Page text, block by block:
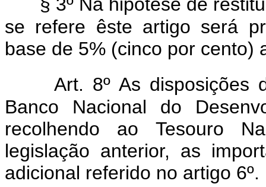
se refere êste artigo será
base de 5% (cinco por cento)
Art. 8º As disposições
Banco Nacional do
recolhendo ao Tesouro
legislação anterior, as
adicional referido no artigo 6º.